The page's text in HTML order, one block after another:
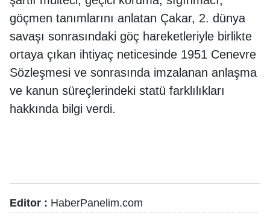
göçmen tanımlarını anlatan Çakar, 2. dünya
savaşı sonrasındaki göç hareketleriyle birlikte
ortaya çıkan ihtiyaç neticesinde 1951 Cenevre
Sözleşmesi ve sonrasında imzalanan anlaşma
ve kanun süreçlerindeki statü farklılıkları
hakkında bilgi verdi.
Editor : HaberPanelim.com